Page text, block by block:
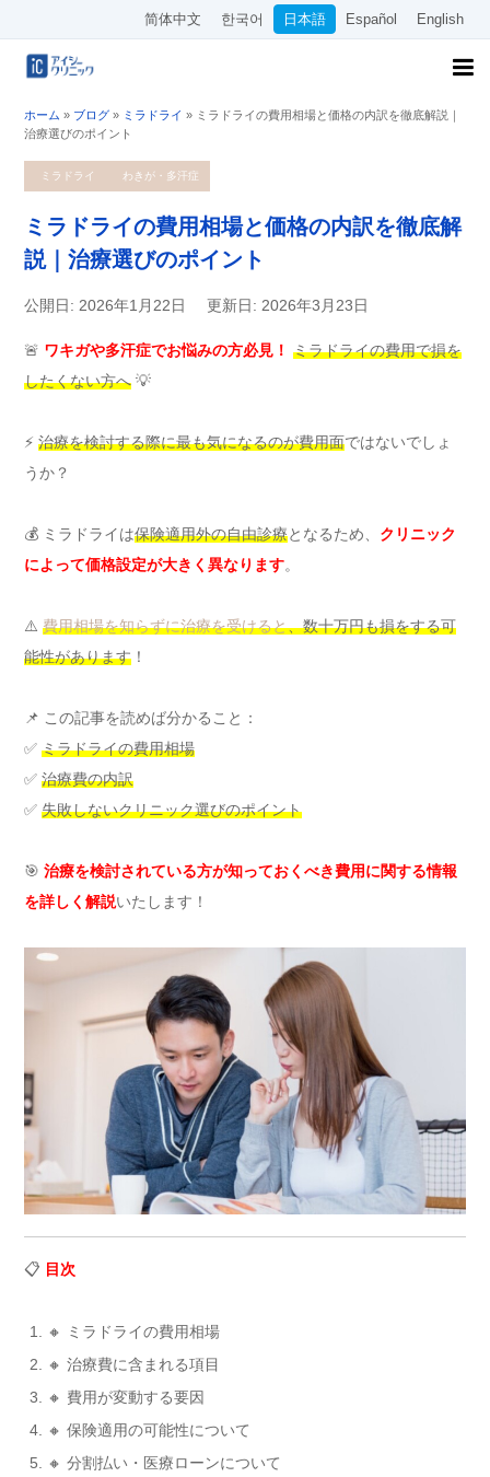
简体中文 한국어 日本語 Español English
ホーム » ブログ » ミラドライ » ミラドライの費用相場と価格の内訳を徹底解説｜
治療選びのポイント
ミラドライ わきが・多汗症
ミラドライの費用相場と価格の内訳を徹底解
説｜治療選びのポイント
公開日: 2026年1月22日 更新日: 2026年3月23日
🚨 ワキガや多汗症でお悩みの方必見！ ミラドライの費用で損を
したくない方へ 💡
⚡ 治療を検討する際に最も気になるのが費用面ではないでしょ
うか？
💰 ミラドライは保険適用外の自由診療となるため、 クリニック
によって価格設定が大きく異なります。
⚠️ 費用相場を知らずに治療を受けると、数十万円も損をする可
能性があります ！
📌 この記事を読めば分かること：
✅ ミラドライの費用相場
✅ 治療費の内訳
✅ 失敗しないクリニック選びのポイント
🎯 治療を検討されている方が知っておくべき費用に関する情報
を詳しく解説いたします！
📋 目次
🔸 ミラドライの費用相場
🔸 治療費に含まれる項目
🔸 費用が変動する要因
🔸 保険適用の可能性について
🔸 分割払い・医療ローンについて